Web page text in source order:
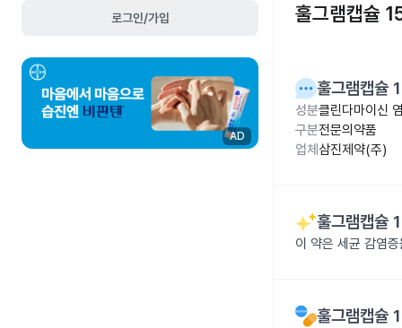
로그인/가입
AD
훌그램캡슐
훌그램캡슐
성분클린다마이신
구분전문의약품
업체 삼진제약(주)
훌그램캡슐
이 약은 세균 감염
훌그램캡슐